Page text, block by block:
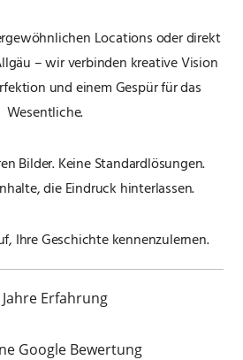
Locations oder direkt
– wir verbinden kreative Vision
und einem Gespür für das
Wesentliche.
Bilder. Keine Standardlösungen.
die Eindruck hinterlassen.
Ihre Geschichte kennenzulernen.
Erfahrung
Google Bewertung